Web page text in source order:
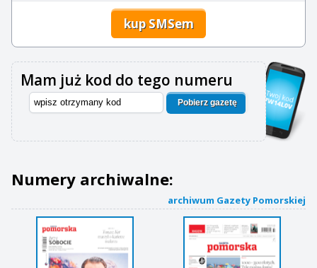
kup SMSem
Mam już kod do tego numeru
Pobierz gazetę
Numery archiwalne:
archiwum Gazety Pomorskiej